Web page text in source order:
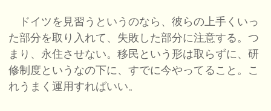
ドイツを見習うというのなら、彼らの上手くいっ
た部分を取り入れて、失敗した部分に注意する。つ
まり、永住させない。移民という形は取らずに、研
修制度というなの下に、すでに今やってること。こ
れうまく運用すればいい。